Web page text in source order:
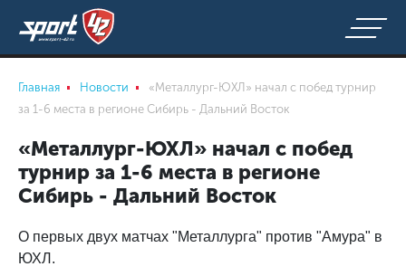
Главная Новости
«Металлург-ЮХЛ» начал с побед турнир
за 1-6 места в регионе Сибирь - Дальний Восток
«Металлург-ЮХЛ» начал с побед
турнир за 1-6 места в регионе
Сибирь - Дальний Восток
О первых двух матчах "Металлурга" против "Амура" в
ЮХЛ.